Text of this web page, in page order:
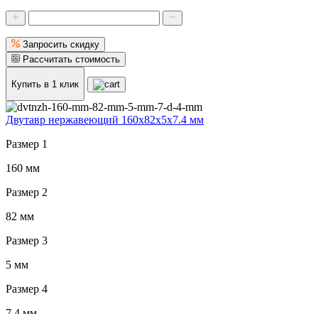
Запросить скидку
Рассчитать стоимость
Купить в 1 клик
Двутавр нержавеющий 160x82x5x7.4 мм
Размер 1
160 мм
Размер 2
82 мм
Размер 3
5 мм
Размер 4